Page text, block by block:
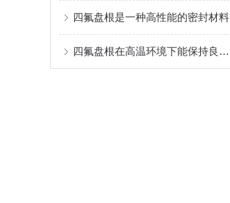
四氟盘根是一种高性能的密封材料
四氟盘根在高温环境下能保持良好的性能